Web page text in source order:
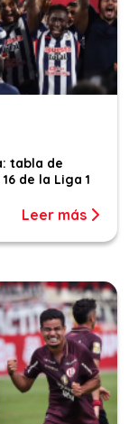
tabla de
de la Liga 1
Leer más